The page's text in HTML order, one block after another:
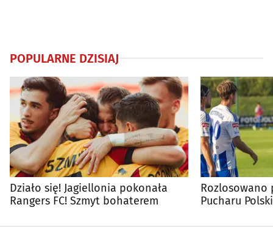
POPULARNE DZISIAJ
Działo się! Jagiellonia pokonała
Rangers FC! Szmyt bohaterem
Rozlosowano
Pucharu Polski